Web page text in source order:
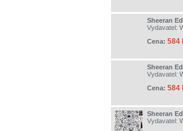
Sheeran
Vydavatel:
Cena: 584
Sheeran
Vydavatel:
Cena: 584
Sheeran
Vydavatel: